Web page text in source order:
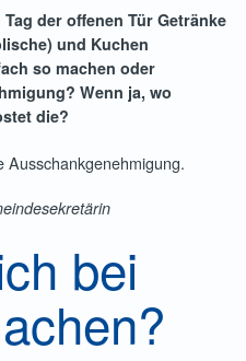
der offenen Tür Getränke
und Kuchen
so machen oder
Wenn ja, wo
die?
Ausschankgenehmigung.
bei